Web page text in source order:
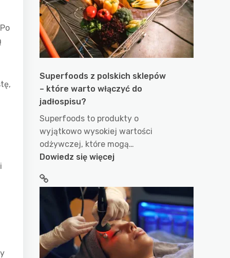
Superfoods z polskich sklepów
– które warto włączyć do
jadłospisu?
Superfoods to produkty o
wyjątkowo wysokiej wartości
odżywczej, które mogą…
Dowiedz się więcej:
polskich
sklepów
–
które
warto